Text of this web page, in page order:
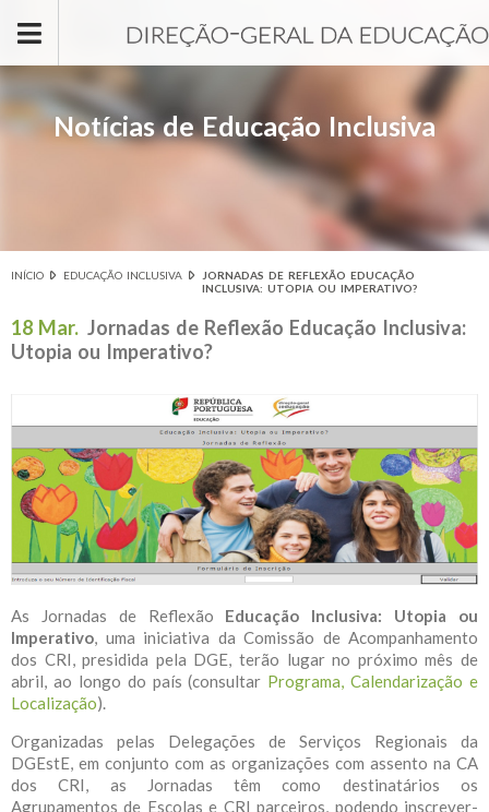
Notícias de Educação Inclusiva
Está aqui
INÍCIO EDUCAÇÃO INCLUSIVA
JORNADAS DE REFLEXÃO EDUCAÇÃO
INCLUSIVA: UTOPIA OU IMPERATIVO?
18 Mar. Jornadas de Reflexão Educação Inclusiva:
Utopia ou Imperativo?
As Jornadas de Reflexão Educação Inclusiva: Utopia ou
Imperativo, uma iniciativa da Comissão de Acompanhamento
dos CRI, presidida pela DGE, terão lugar no próximo mês de
abril, ao longo do país (consultar Programa, Calendarização e
Localização).
Organizadas pelas Delegações de Serviços Regionais da
DGEstE, em conjunto com as organizações com assento na CA
dos CRI, as Jornadas têm como destinatários os
Agrupamentos de Escolas e CRI parceiros, podendo inscrever-